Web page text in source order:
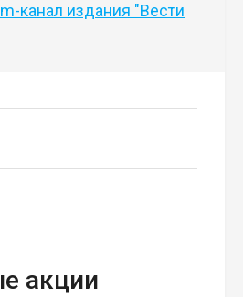
канал издания "Вести
акции